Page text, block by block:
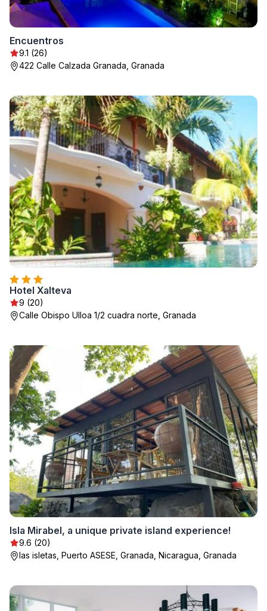
Encuentros
9.1 (26)
422 Calle Calzada Granada, Granada
Hotel Xalteva
9 (20)
Calle Obispo Ulloa 1/2 cuadra norte, Granada
Isla Mirabel, a unique private island experience!
9.6 (20)
las isletas, Puerto ASESE, Granada, Nicaragua, Granada